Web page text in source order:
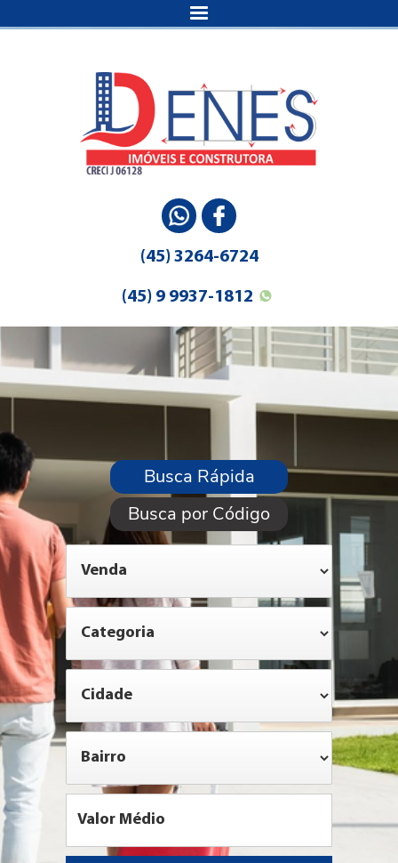
(45) 3264-6724
(45) 9 9937-1812
Busca Rápida
Busca por Código